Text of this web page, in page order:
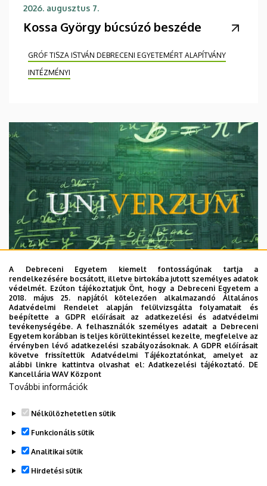
2026. augusztus 7.
Kossa György búcsúzó beszéde
GRÓF TISZA ISTVÁN DEBRECENI EGYETEMÉRT ALAPÍTVÁNY
INTÉZMÉNYI
2026. augusztus 7.
Univerzum: A Debreceni Egyetem
titkos receptjei
KUTATÁS TUDOMÁNY
A Debreceni Egyetem kiemelt fontosságúnak tartja a
rendelkezésére bocsátott, illetve birtokába jutott személyes adatok
védelmét. Ezúton tájékoztatjuk Önt, hogy a Debreceni Egyetem a
2018. május 25. napjától kötelezően alkalmazandó Általános
Adatvédelmi Rendelet alapján felülvizsgálta folyamatait és
beépítette a GDPR előírásait az adatkezelési és adatvédelmi
tevékenységébe. A felhasználók személyes adatait a Debreceni
Egyetem korábban is teljes körültekintéssel kezelte, megfelelve az
érvényben lévő adatkezelési szabályozásoknak. A GDPR előírásait
követve frissítettük Adatvédelmi Tájékoztatónkat, amelyet az
alábbi linkre kattintva olvashat el:Adatkezelési tájékoztató. DE
Kancellária WAV Központ
További információk
Nélkülözhetetlen sütik
Funkcionális sütik
Analitikai sütik
Hirdetési sütik